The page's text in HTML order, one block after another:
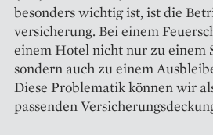
besonders wichtig ist, ist die
versicherung. Bei einem
einem Hotel nicht nur zu einem
sondern auch zu einem
Diese Problematik können wir
passenden